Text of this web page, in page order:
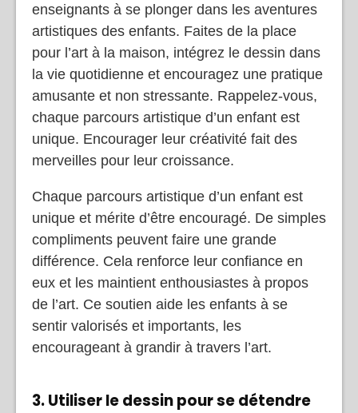
enseignants à se plonger dans les aventures
artistiques des enfants. Faites de la place
pour l’art à la maison, intégrez le dessin dans
la vie quotidienne et encouragez une pratique
amusante et non stressante. Rappelez-vous,
chaque parcours artistique d’un enfant est
unique. Encourager leur créativité fait des
merveilles pour leur croissance.
Chaque parcours artistique d’un enfant est
unique et mérite d’être encouragé. De simples
compliments peuvent faire une grande
différence. Cela renforce leur confiance en
eux et les maintient enthousiastes à propos
de l’art. Ce soutien aide les enfants à se
sentir valorisés et importants, les
encourageant à grandir à travers l’art.
3. Utiliser le dessin pour se détendre